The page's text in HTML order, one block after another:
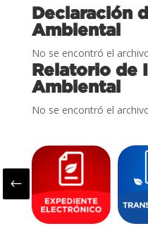
Declaración
Ambiental
No se encontró el
Relatorio de
Ambiental
No se encontró el
#